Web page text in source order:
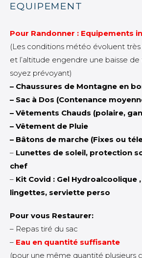
EQUIPEMENT
Pour Randonner : Equipements
(Les conditions météo évoluent
et l’altitude engendre une baisse
soyez prévoyant)
– Chaussures de Montagne en
– Sac à Dos (Contenance
– Vêtements Chauds (polaire,
– Vêtement de Pluie
– Bâtons de marche (Fixes ou
– Lunettes de soleil, protection
chef
– Kit Covid : Gel Hydroalcoolique
lingettes, serviette perso
Pour vous Restaurer:
– Repas tiré du sac
– Eau en quantité suffisante
(pour une même quantité plusieurs